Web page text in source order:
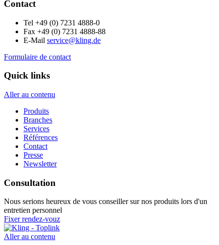
Contact
Tel +49 (0) 7231 4888-0
Fax +49 (0) 7231 4888-88
E-Mail service@kling.de
Formulaire de contact
Quick links
Aller au contenu
Produits
Branches
Services
Références
Contact
Presse
Newsletter
Consultation
Nous serions heureux de vous conseiller sur nos produits lors d'un
entretien personnel
Fixer rendez-vouz
Aller au contenu